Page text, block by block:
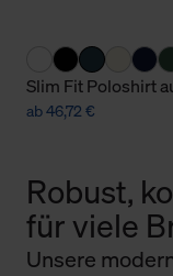
Slim Fit Poloshirt
ab 46,72 €
Robust,
für viele
Unsere